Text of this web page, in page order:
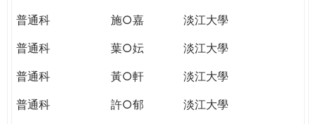
普通科
施○嘉
淡江大學
普通科
葉○妘
淡江大學
普通科
黃○軒
淡江大學
普通科
許○郁
淡江大學